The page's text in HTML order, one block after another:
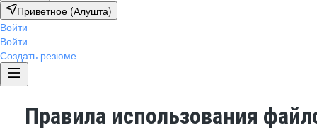
Приветное (Алушта)
Войти
Войти
Создать резюме
Правила использования